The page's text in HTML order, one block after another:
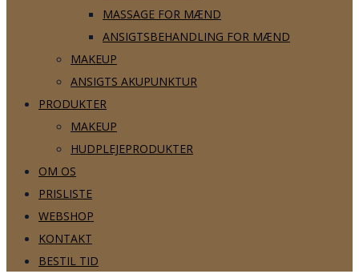
MASSAGE FOR MÆND
ANSIGTSBEHANDLING FOR MÆND
MAKEUP
ANSIGTS AKUPUNKTUR
PRODUKTER
MAKEUP
HUDPLEJEPRODUKTER
OM OS
PRISLISTE
WEBSHOP
KONTAKT
BESTIL TID